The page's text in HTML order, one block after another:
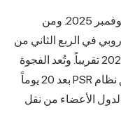
تم التوصل إلى اتفاق سياسي مؤقت في نوفمبر 2025. ومن
في الربع الثاني من
عام 2026. ويبدأ التنفيذ الكامل في عام 2028 تقريباً. وتُعد الفجوة
الزمنية بين هذين التاريخين مهمة: إذ يُطبق نظام PSR بعد 20 يوماً
الأعضاء من نقل